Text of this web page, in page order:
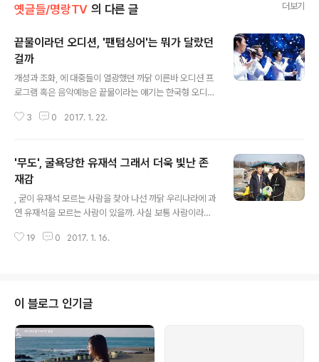
옛글들/명랑TV 의 다른 글 더보기
끝물이라던 오디션, '팬텀싱어'는 뭐가 달랐던
걸까
개성과 조화, 에 대중들이 열광했던 까닭 이른바 오디션 프
로그램 혹은 음악예능은 끝물이라는 얘기는 한국형 오디션
에 없다. 물론 지금도 계속해서 음악예능은 나오고 있지만
나 익숙해져 이제는 식상하다는 이야기가 나오는 탓이다.
경쟁과 서바이벌을 전면에 내세운 오디션 프로그램의 틀이
나, “나 노래 잘해!”하고 외치는 듯 노래하는 음악예능의 가
창력 뽐내기는 그래서 시청자들이 고개를 돌린 가장 큰 이
로운’ 결을 통해 시청자들의 시선을 다시금 끌어 모은 오디
3 0 2017. 1. 22.
'무도', 굴욕당한 유재석 그래서 더욱 빛난 존
재감
, 굳이 유재석 모르는 사람을 찾아 나선 까닭 우리나라에 과
연 유재석을 모르는 사람이 있을까. 사실 보통 사람이라면
극하는 아이템이 되었다. 그도 그럴 것이 각종 시상식에서
툭 던져진 이 궁금증을 은 제대로 된 하나의 아이템으로 만
들었다. 출연자 모두가 거리로 나가 자신의 이름을 모르는
이들을 찾고, 만약 찾게 되면 그 즉시 퇴근이라는 파격적인
보상(?)을 내놓은 것. 빨리 찾게 되면 금세 퇴근할 수 있다
는 보상이 따르지만, 그건 또한 당사자에게는 커다란 굴욕
19 0 2017. 1. 16.
이 블로그 인기글